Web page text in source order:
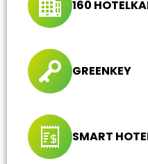
160
GREENKEY
SMART